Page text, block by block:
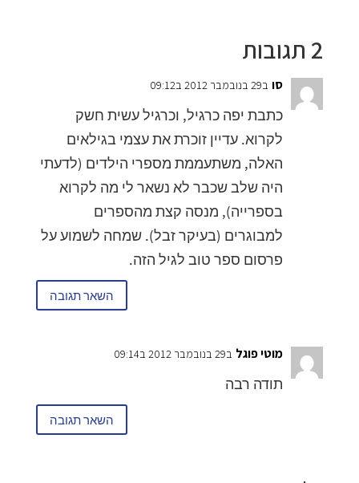
2 תגובות
סו ב29 בנובמבר 2012 ב09:12
כתבת יפה כרגיל, וכרגיל עשית חשק
לקרוא. עדיין זוכרת את עצמי בגילאים
האלה, משתעממת מספרי הילדים (לדעתי
היה שלב שכבר לא נשאר לי מה לקרוא
בספרייה), מנסה קצת מהספרים
למבוגרים (בעיקר זבל). שמחה לשמוע על
פרסום ספר טוב לגיל הזה.
השאר תגובה
מוטי פוגל ב29 בנובמבר 2012 ב09:14
תודה רבה
השאר תגובה